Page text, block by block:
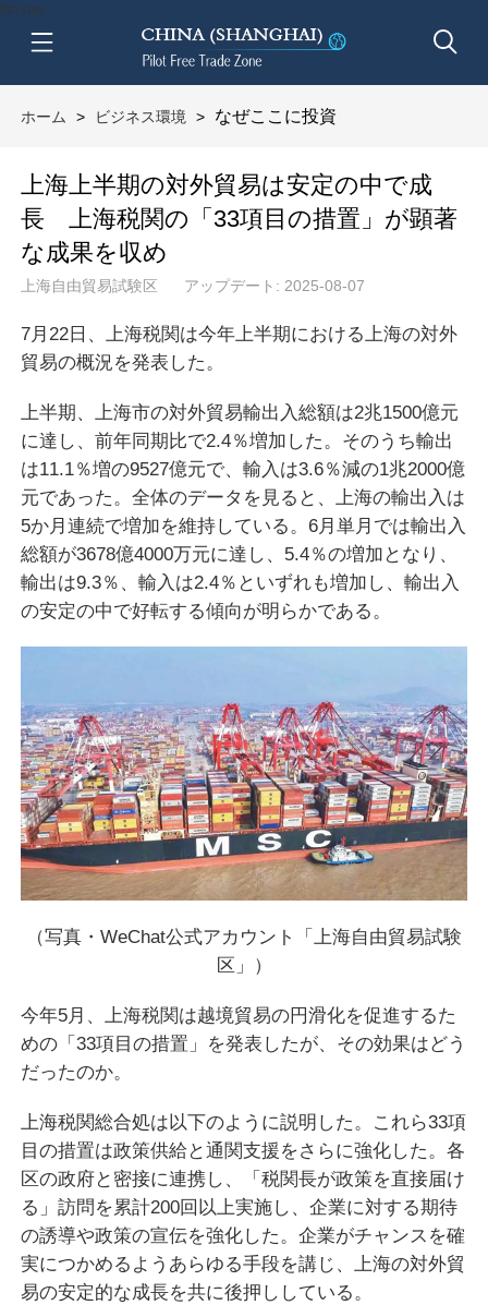
btn-nav
ホーム > ビジネス環境 > なぜここに投資
上海上半期の対外貿易は安定の中で成
長 上海税関の「33項目の措置」が顕著
な成果を収め
上海自由貿易試験区 アップデート: 2025-08-07
7月22日、上海税関は今年上半期における上海の対外
貿易の概況を発表した。
上半期、上海市の対外貿易輸出入総額は2兆1500億元
に達し、前年同期比で2.4％増加した。そのうち輸出
は11.1％増の9527億元で、輸入は3.6％減の1兆2000億
元であった。全体のデータを見ると、上海の輸出入は
5か月連続で増加を維持している。6月単月では輸出入
総額が3678億4000万元に達し、5.4％の増加となり、
輸出は9.3％、輸入は2.4％といずれも増加し、輸出入
の安定の中で好転する傾向が明らかである。
（写真・WeChat公式アカウント「上海自由貿易試験
区」）
今年5月、上海税関は越境貿易の円滑化を促進するた
めの「33項目の措置」を発表したが、その効果はどう
だったのか。
上海税関総合処は以下のように説明した。これら33項
目の措置は政策供給と通関支援をさらに強化した。各
区の政府と密接に連携し、「税関長が政策を直接届け
る」訪問を累計200回以上実施し、企業に対する期待
の誘導や政策の宣伝を強化した。企業がチャンスを確
実につかめるようあらゆる手段を講じ、上海の対外貿
易の安定的な成長を共に後押ししている。